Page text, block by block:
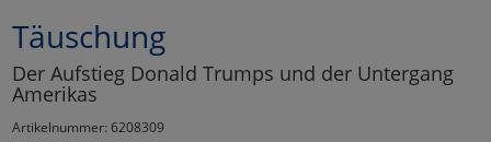
Täuschung
Der Aufstieg Donald Trumps und der Untergang
Amerikas
Artikelnummer: 6208309
Marketing
Umfragetools